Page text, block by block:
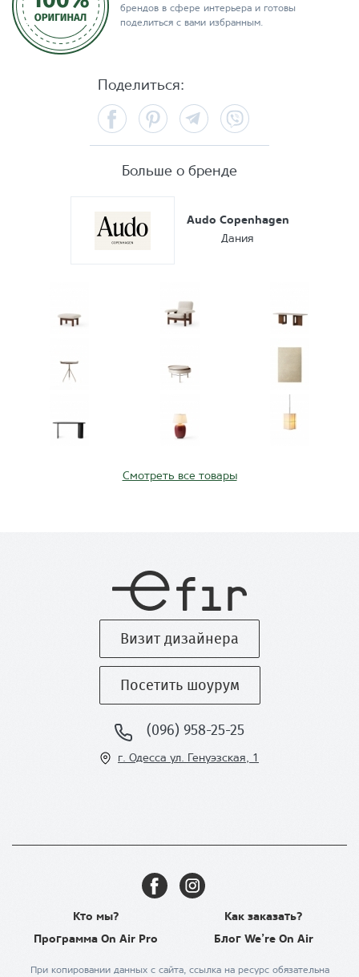
брендов в сфере интерьера и готовы
поделиться с вами избранным.
Поделиться:
FacebookPinterest Telegram
Больше о бренде
Audo Copenhagen
Дания
Смотреть все товары
г. Одесса ул. Генуэзская, 1
(096) 958-25-25
Посетить шоурум
Визит дизайнера
Кто мы? Как заказать?
Программа On Air Pro Блог We’re On Air
При копировании данных с сайта, ссылка на ресурс обязательна